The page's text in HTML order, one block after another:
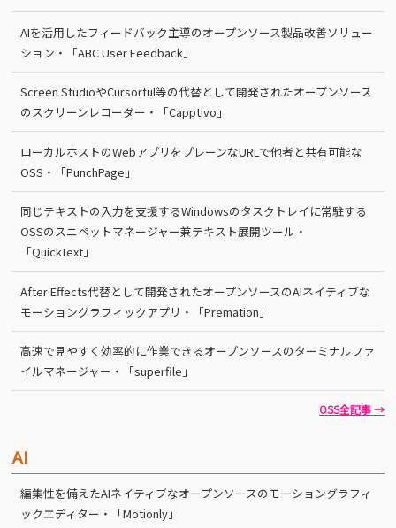
AIを活用したフィードバック主導のオープンソース製品改善ソリュー
ション・「ABC User Feedback」
Screen StudioやCursorful等の代替として開発されたオープンソース
のスクリーンレコーダー・「Capptivo」
ローカルホストのWebアプリをプレーンなURLで他者と共有可能な
OSS・「PunchPage」
同じテキストの入力を支援するWindowsのタスクトレイに常駐する
OSSのスニペットマネージャー兼テキスト展開ツール・
「QuickText」
After Effects代替として開発されたオープンソースのAIネイティブな
モーショングラフィックアプリ・「Premation」
高速で見やすく効率的に作業できるオープンソースのターミナルファ
イルマネージャー・「superfile」
OSS全記事 →
AI
編集性を備えたAIネイティブなオープンソースのモーショングラフィ
ックエディター・「Motionly」